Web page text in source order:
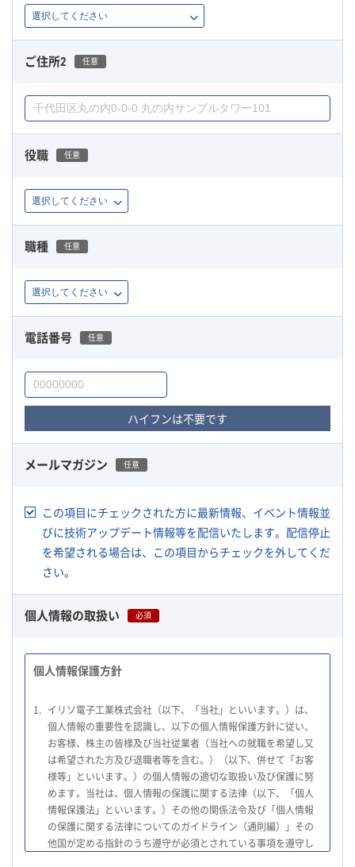
ご住所2 任意
役職 任意
職種 任意
電話番号 任意
ハイフンは不要です
メールマガジン 任意
この項目にチェックされた方に最新情報、イベント情報並
びに技術アップデート情報等を配信いたします。配信停止
を希望される場合は、この項目からチェックを外してくだ
さい。
個人情報の取扱い 必須
個人情報保護方針
1. イリソ電子工業株式会社（以下、「当社」といいます。）は、
個人情報の重要性を認識し、以下の個人情報保護方針に従い、
お客様、株主の皆様及び当社従業者（当社への就職を希望し又
は希望された方及び退職者等を含む。）（以下、併せて「お客
様等」といいます。）の個人情報の適切な取扱い及び保護に努
めます。当社は、個人情報の保護に関する法律（以下、「個人
情報保護法」といいます。）その他の関係法令及び「個人情報
の保護に関する法律についてのガイドライン（通則編）」その
他国が定める指針のうち遵守が必須とされている事項を遵守し